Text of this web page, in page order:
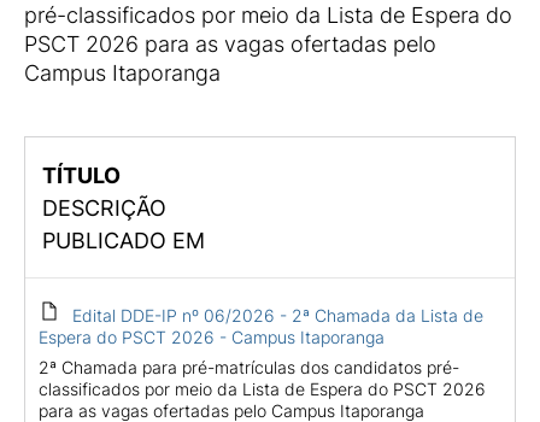
pré-classificados por meio da Lista de Espera do
PSCT 2026 para as vagas ofertadas pelo
Campus Itaporanga
TÍTULO
DESCRIÇÃO
PUBLICADO EM
Edital DDE-IP nº 06/2026 - 2ª Chamada da Lista de
Espera do PSCT 2026 - Campus Itaporanga
2ª Chamada para pré-matrículas dos candidatos pré-
classificados por meio da Lista de Espera do PSCT 2026
para as vagas ofertadas pelo Campus Itaporanga